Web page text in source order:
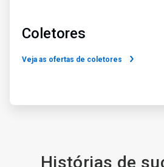
Coletores
Veja as ofertas de coletores
Histórias de